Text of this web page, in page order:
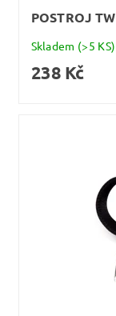
POSTROJ
Skladem (>5 KS)
238 Kč